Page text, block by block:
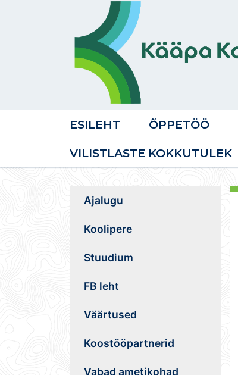
ESILEHT ÕPPETÖÖ
VILISTLASTE KOKKUTULEK
Ajalugu
Koolipere
Stuudium
FB leht
Väärtused
Koostööpartnerid
Vabad ametikohad